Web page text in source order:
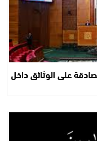
على الوثائق داخل